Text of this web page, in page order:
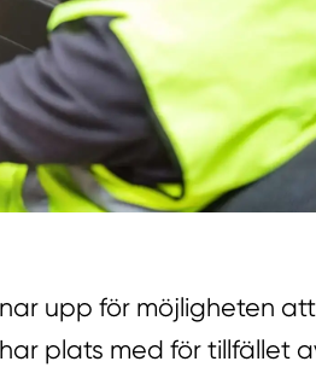
upp för möjligheten att
plats med för tillfället